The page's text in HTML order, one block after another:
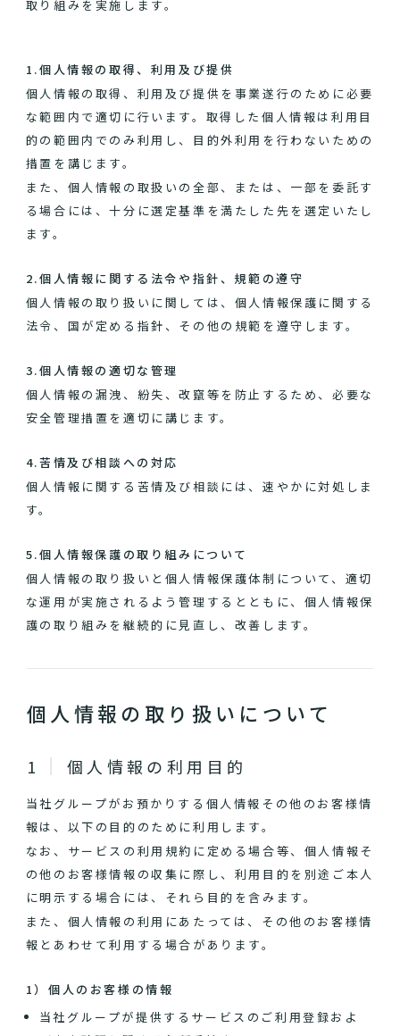
取り組みを実施します。
1.個人情報の取得、利用及び提供
個人情報の取得、利用及び提供を事業遂行のために必要
な範囲内で適切に行います。取得した個人情報は利用目
的の範囲内でのみ利用し、目的外利用を行わないための
措置を講じます。
また、個人情報の取扱いの全部、または、一部を委託す
る場合には、十分に選定基準を満たした先を選定いたし
ます。
2.個人情報に関する法令や指針、規範の遵守
個人情報の取り扱いに関しては、個人情報保護に関する
法令、国が定める指針、その他の規範を遵守します。
3.個人情報の適切な管理
個人情報の漏洩、紛失、改竄等を防止するため、必要な
安全管理措置を適切に講じます。
4.苦情及び相談への対応
個人情報に関する苦情及び相談には、速やかに対処しま
す。
5.個人情報保護の取り組みについて
個人情報の取り扱いと個人情報保護体制について、適切
な運用が実施されるよう管理するとともに、個人情報保
護の取り組みを継続的に見直し、改善します。
個人情報の取り扱いについて
個人情報の利用目的
当社グループがお預かりする個人情報その他のお客様情
報は、以下の目的のために利用します。
なお、サービスの利用規約に定める場合等、個人情報そ
の他のお客様情報の収集に際し、利用目的を別途ご本人
に明示する場合には、それら目的を含みます。
また、個人情報の利用にあたっては、その他のお客様情
報とあわせて利用する場合があります。
1）個人のお客様の情報
当社グループが提供するサービスのご利用登録およ